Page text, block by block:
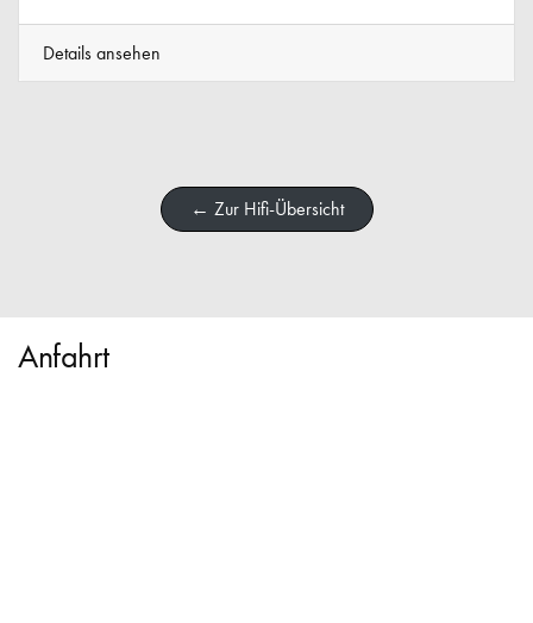
Details ansehen
← Zur Hifi-Übersicht
Anfahrt